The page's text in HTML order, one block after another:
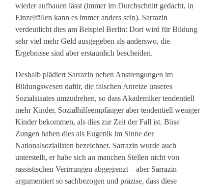
wieder aufbauen lässt (immer im Durchschnitt gedacht, in
Einzelfällen kann es immer anders sein). Sarrazin
verdeutlicht dies am Beispiel Berlin: Dort wird für Bildung
sehr viel mehr Geld ausgegeben als anderswo, die
Ergebnisse sind aber erstaunlich bescheiden.
Deshalb plädiert Sarrazin neben Anstrengungen im
Bildungswesen dafür, die falschen Anreize unseres
Sozialstaates umzudrehen, so dass Akademiker tendentiell
mehr Kinder, Sozialhilfeempfänger aber tendentiell weniger
Kinder bekommen, als dies zur Zeit der Fall ist. Böse
Zungen haben dies als Eugenik im Sinne der
Nationalsozialisten bezeichnet. Sarrazin wurde auch
unterstellt, er habe sich an manchen Stellen nicht von
rassistischen Verirrungen abgegrenzt – aber Sarrazin
argumentiert so sachbezogen und präzise, dass diese